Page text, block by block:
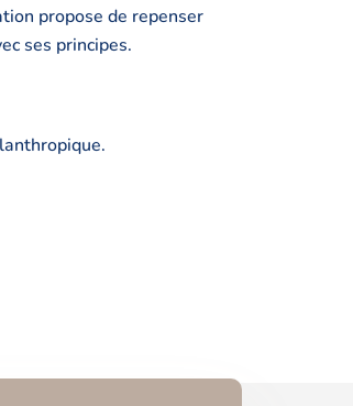
propose de repenser
ses principes.